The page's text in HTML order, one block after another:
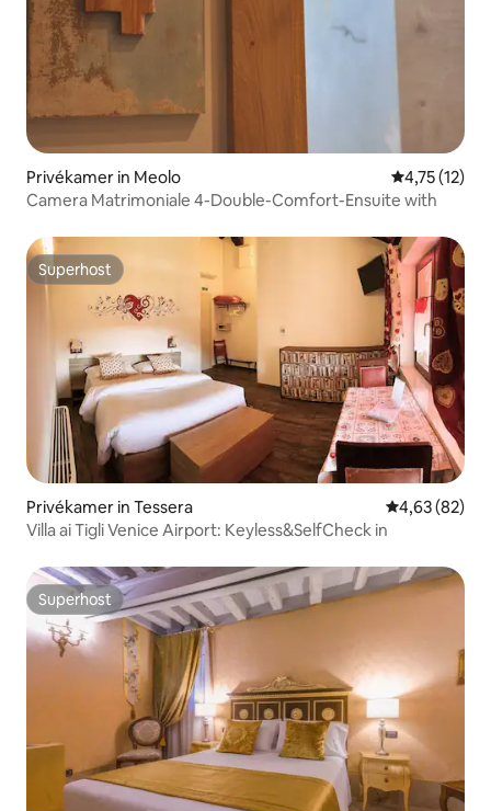
Privékamer in Meolo Gemiddelde
4,75 (12)
Camera Matrimoniale 4-Double-Comfort-Ensuite with
Superhost
Superhost
Privékamer in Tessera Gemiddelde
4,63 (82)
Villa ai Tigli Venice Airport: Keyless&SelfCheck in
Superhost
Superhost